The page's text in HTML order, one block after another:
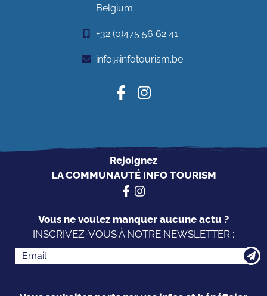
Belgium
+32 (0)475 56 62 41
info@infotourism.be
Rejoignez
LA COMMUNAUTÉ INFO TOURISM
Vous ne voulez manquer aucune actu ?
INSCRIVEZ-VOUS À NOTRE NEWSLETTER :